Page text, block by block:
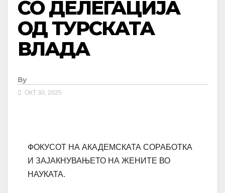
СО ДЕЛЕГАЦИЈА
ОД ТУРСКАТА
ВЛАДА
By
ОКТ 30, 2025
ФОКУСОТ НА АКАДЕМСКАТА СОРАБОТКА
И ЗАЈАКНУВАЊЕТО НА ЖЕНИТЕ ВО
НАУКАТА.